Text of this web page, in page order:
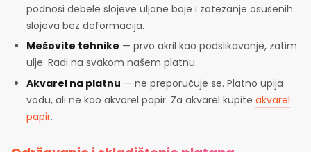
podnosi debele slojeve uljane boje i zatezanje osušenih
slojeva bez deformacija.
Mešovite tehnike — prvo akril kao podslikavanje, zatim
ulje. Radi na svakom našem platnu.
Akvarel na platnu — ne preporučuje se. Platno upija
vodu, ali ne kao akvarel papir. Za akvarel kupiteakvarel
papir.